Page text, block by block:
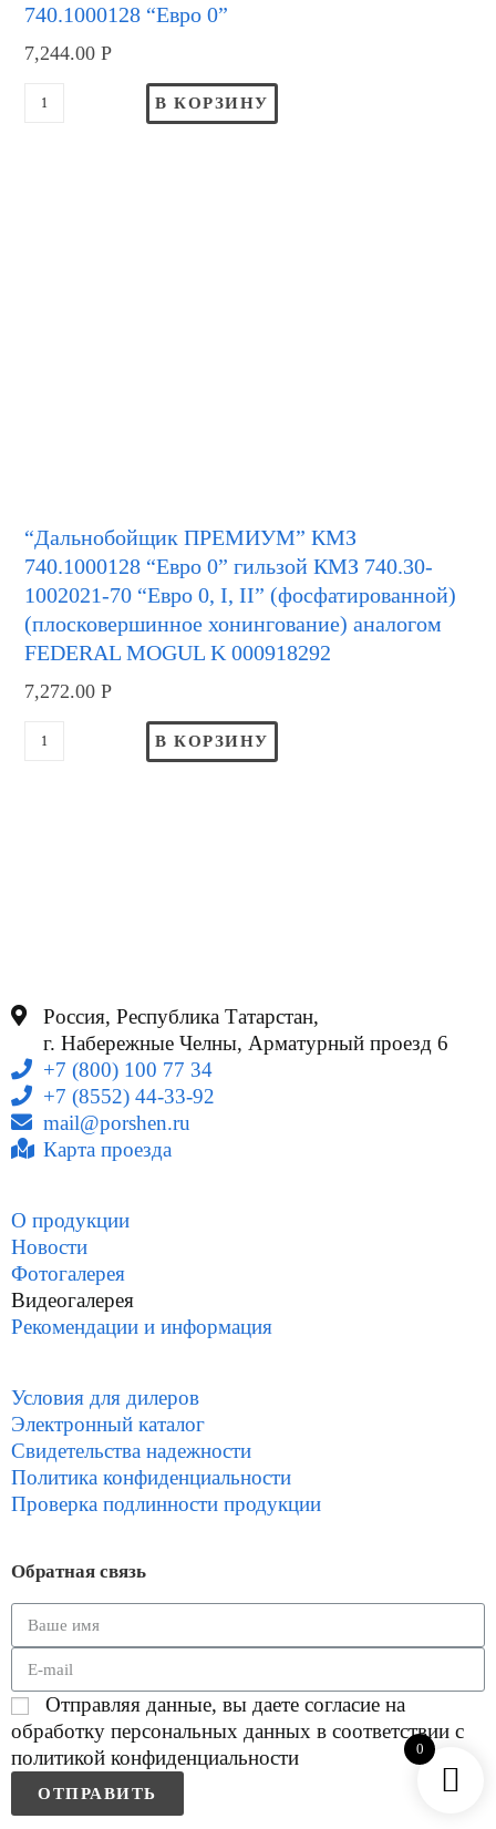
740.1000128 “Евро 0”
7,244.00Р
В КОРЗИНУ
“Дальнобойщик ПРЕМИУМ” КМЗ
740.1000128 “Евро 0” гильзой КМЗ 740.30-
1002021-70 “Евро 0, I, II” (фосфатированной)
(плосковершинное хонингование) аналогом
FEDERAL MOGUL K 000918292
7,272.00Р
В КОРЗИНУ
Россия, Республика Татарстан,
г. Набережные Челны, Арматурный проезд 6
+7 (800) 100 77 34
+7 (8552) 44-33-92
mail@porshen.ru
Карта проезда
О продукции
Новости
Фотогалерея
Видеогалерея
Рекомендации и информация
Условия для дилеров
Электронный каталог
Свидетельства надежности
Политика конфиденциальности
Проверка подлинности продукции
Обратная связь
Отправляя данные, вы даете согласие на
обработку персональных данных в соответствии с
политикой конфиденциальности
ОТПРАВИТЬ
0